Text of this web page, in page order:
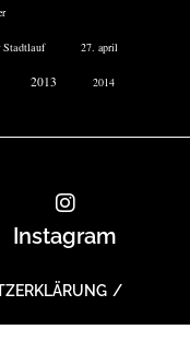
27. april
2013 2014
Instagram